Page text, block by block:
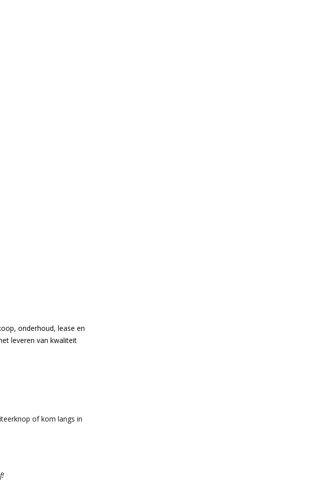
onderhoud, lease en
leveren van kwaliteit
of kom langs in